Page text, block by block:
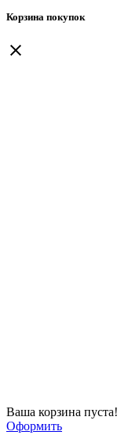
Корзина покупок
Ваша корзина пуста!
Оформить